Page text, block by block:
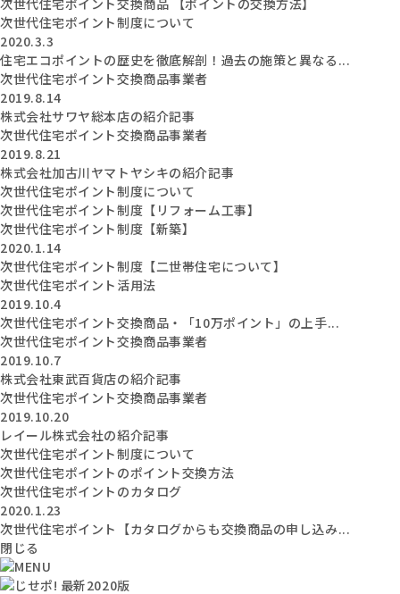
次世代住宅ポイント交換商品 【ポイントの交換方法】
次世代住宅ポイント制度について
2020.3.3
住宅エコポイントの歴史を徹底解剖！過去の施策と異なる...
次世代住宅ポイント交換商品事業者
2019.8.14
株式会社サワヤ総本店の紹介記事
次世代住宅ポイント交換商品事業者
2019.8.21
株式会社加古川ヤマトヤシキの紹介記事
次世代住宅ポイント制度について
次世代住宅ポイント制度【リフォーム工事】
次世代住宅ポイント制度【新築】
2020.1.14
次世代住宅ポイント制度【二世帯住宅について】
次世代住宅ポイント活用法
2019.10.4
次世代住宅ポイント交換商品・「10万ポイント」の上手...
次世代住宅ポイント交換商品事業者
2019.10.7
株式会社東武百貨店の紹介記事
次世代住宅ポイント交換商品事業者
2019.10.20
レイール株式会社の紹介記事
次世代住宅ポイント制度について
次世代住宅ポイントのポイント交換方法
次世代住宅ポイントのカタログ
2020.1.23
次世代住宅ポイント【カタログからも交換商品の申し込み...
閉じる